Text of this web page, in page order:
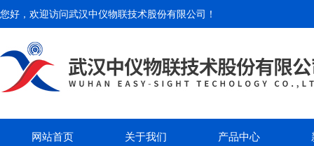
您好，欢迎访问武汉中仪物联技术股份有限公司 ！
网站首页 关于我们 产品中心